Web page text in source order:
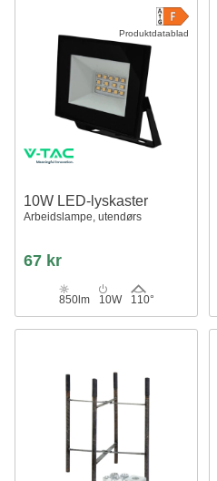
Produktdatablad
10W LED-lyskaster
Arbeidslampe, utendørs
67 kr
850lm 10W 110°